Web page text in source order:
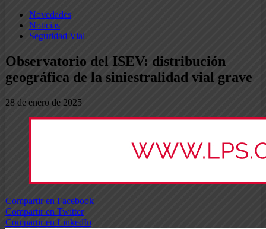
Novedades
Noticias
Seguridad Vial
Observatorio del ISEV: distribución
geográfica de la siniestralidad vial grave
28 de enero de 2025
Compartir en Facebook
Compartir en Twitter
Compartir en LinkedIn